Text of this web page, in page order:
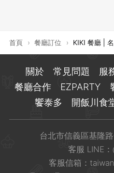
首頁 › 餐廳訂位 › KIKI 餐廳 |
先不要
關於 常見問題 服
餐廳合作
EZPARTY
饗泰多
開飯川食
台北市信義區基隆
客服 LINE：
客服信箱：